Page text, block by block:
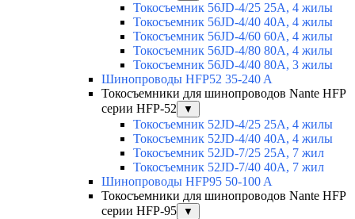
Токосъемник 56JD-4/25 25А, 4 жилы
Токосъемник 56JD-4/40 40А, 4 жилы
Токосъемник 56JD-4/60 60А, 4 жилы
Токосъемник 56JD-4/80 80А, 4 жилы
Токосъемник 56JD-4/40 80А, 3 жилы
Шинопроводы HFP52 35-240 A
Токосъемники для шинопроводов Nante HFP
серии HFP-52
▼
Токосъемник 52JD-4/25 25А, 4 жилы
Токосъемник 52JD-4/40 40А, 4 жилы
Токосъемник 52JD-7/25 25А, 7 жил
Токосъемник 52JD-7/40 40А, 7 жил
Шинопроводы HFP95 50-100 A
Токосъемники для шинопроводов Nante HFP
серии HFP-95
▼